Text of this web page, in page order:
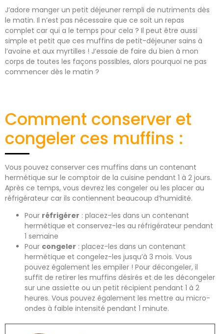
J’adore manger un petit déjeuner rempli de nutriments dès
le matin. Il n’est pas nécessaire que ce soit un repas
complet car qui a le temps pour cela ? Il peut être aussi
simple et petit que ces muffins de petit-déjeuner sains à
l’avoine et aux myrtilles ! J’essaie de faire du bien à mon
corps de toutes les façons possibles, alors pourquoi ne pas
commencer dès le matin ?
Comment conserver et
congeler ces muffins :
Vous pouvez conserver ces muffins dans un contenant
hermétique sur le comptoir de la cuisine pendant 1 à 2 jours.
Après ce temps, vous devrez les congeler ou les placer au
réfrigérateur car ils contiennent beaucoup d’humidité.
Pour réfrigérer : placez-les dans un contenant
hermétique et conservez-les au réfrigérateur pendant
1 semaine
Pour congeler : placez-les dans un contenant
hermétique et congelez-les jusqu’à 3 mois. Vous
pouvez également les empiler ! Pour décongeler, il
suffit de retirer les muffins désirés et de les décongeler
sur une assiette ou un petit récipient pendant 1 à 2
heures. Vous pouvez également les mettre au micro-
ondes à faible intensité pendant 1 minute.